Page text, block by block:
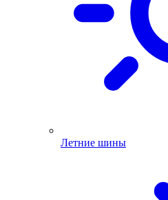
Летние шины